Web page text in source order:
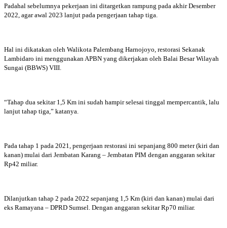
Padahal sebelumnya pekerjaan ini ditargetkan rampung pada akhir Desember
2022, agar awal 2023 lanjut pada pengerjaan tahap tiga.
Hal ini dikatakan oleh Walikota Palembang Harnojoyo, restorasi Sekanak
Lambidaro ini menggunakan APBN yang dikerjakan oleh Balai Besar Wilayah
Sungai (BBWS) VIII.
“Tahap dua sekitar 1,5 Km ini sudah hampir selesai tinggal mempercantik, lalu
lanjut tahap tiga,” katanya.
Pada tahap 1 pada 2021, pengerjaan restorasi ini sepanjang 800 meter (kiri dan
kanan) mulai dari Jembatan Karang – Jembatan PIM dengan anggaran sekitar
Rp42 miliar.
Dilanjutkan tahap 2 pada 2022 sepanjang 1,5 Km (kiri dan kanan) mulai dari
eks Ramayana – DPRD Sumsel. Dengan anggaran sekitar Rp70 miliar.